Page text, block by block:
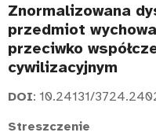
Znormalizowana
przedmiot
przeciwko
cywilizacyjnym
DOI: 10.24131/
Streszczenie